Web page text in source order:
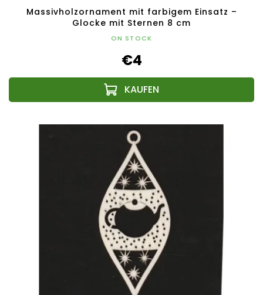
Massivholzornament mit farbigem Einsatz –
Glocke mit Sternen 8 cm
ON STOCK
€4